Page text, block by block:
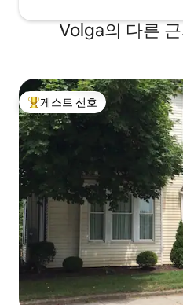
Volga의 다른
상위 게스트 선호
게스트 선호